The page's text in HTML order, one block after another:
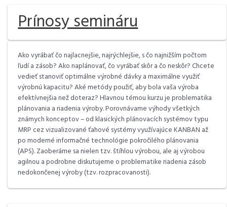
Prínosy semináru
Ako vyrábať čo najlacnejšie, najrýchlejšie, s čo najnižším počtom
ľudí a zásob? Ako naplánovať, čo vyrábať skôr a čo neskôr? Chcete
vedieť stanoviť optimálne výrobné dávky a maximálne využiť
výrobnú kapacitu? Aké metódy použiť, aby bola vaša výroba
efektívnejšia než doteraz? Hlavnou témou kurzu je problematika
plánovania a riadenia výroby. Porovnávame výhody všetkých
známych konceptov – od klasických plánovacích systémov typu
MRP cez vizualizované ťahové systémy využívajúce KANBAN až
po moderné informačné technológie pokročilého plánovania
(APS). Zaoberáme sa nielen tzv. štíhlou výrobou, ale aj výrobou
agilnou a podrobne diskutujeme o problematike riadenia zásob
nedokončenej výroby (tzv. rozpracovanosti).